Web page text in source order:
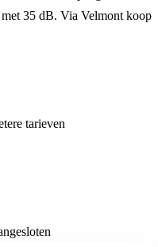
35 dB. Via Velmont koop
tarieven